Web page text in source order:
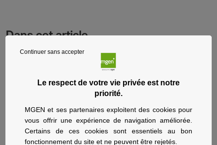
Le respect de votre vie privée est notre
priorité.
MGEN et ses partenaires exploitent des cookies pour
vous offrir une expérience de navigation améliorée.
Certains de ces cookies sont essentiels au bon
fonctionnement du site et ne peuvent être rejetés.
Continuer sans accepter
Dans cet article
Qu’est-ce que la loi Lemoine
Changements apportés par la loi Lemoine pour changer
Comment changer d’assurance emprunteur ?